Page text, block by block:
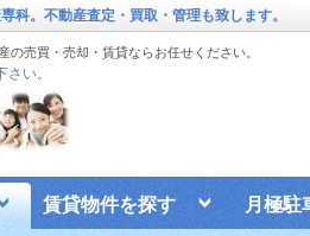
科。不動産査定・買取・管理も致します。
売買・売却・賃貸ならお任せください。
い。
賃貸物件を探す 月極